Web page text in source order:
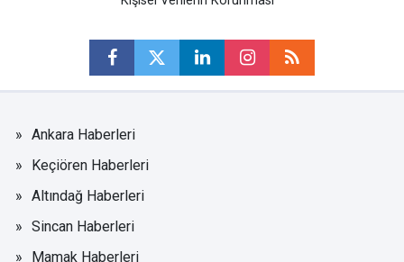
Ankara Haberleri
Keçiören Haberleri
Altındağ Haberleri
Sincan Haberleri
Mamak Haberleri